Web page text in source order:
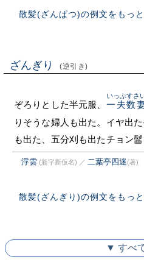
散髪(ざんぱつ)の例文をもっと
ざんぎり (逆引き)
ぞろりとした半元服、 一夫数
いっぷすさ
りそうな婦人も出た。イヤ出
も出た、五分刈も出たチョン髷
浮雲 (新字新仮名) ／ 二葉亭四迷(著)
散髪(ざんぎり)の例文をもっと
▼ すべ